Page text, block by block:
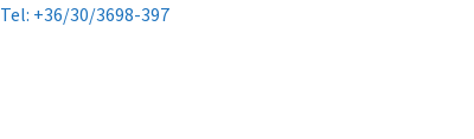
Tel: +36/30/3698-397